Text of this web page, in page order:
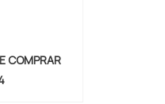
COMPRAR